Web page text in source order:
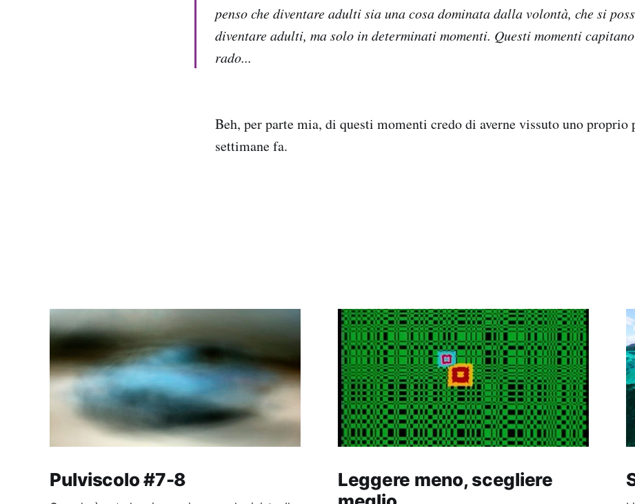
penso che diventare adulti sia una cosa dominata dalla volontà, che si
diventare adulti, ma solo in determinati momenti. Questi momenti
rado...
Beh, per parte mia, di questi momenti credo di averne vissuto uno proprio
settimane fa.
Pulviscolo #7-8
Leggere meno, scegliere